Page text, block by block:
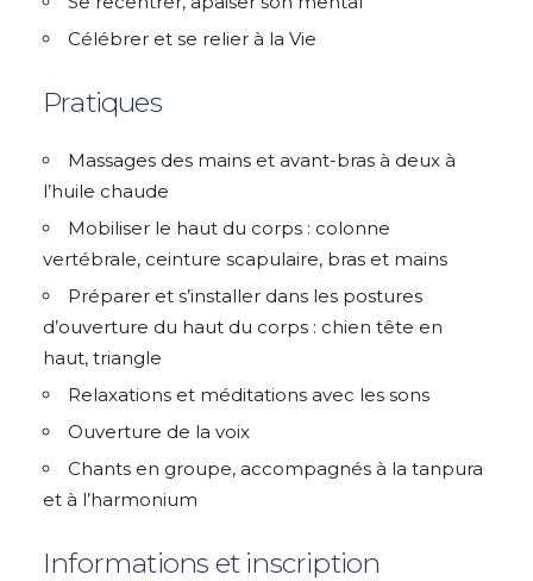
Célébrer et se relier à la Vie
Pratiques
Massages des mains et avant-bras à deux à
l’huile chaude
Mobiliser le haut du corps : colonne
vertébrale, ceinture scapulaire, bras et mains
Préparer et s’installer dans les postures
d’ouverture du haut du corps : chien tête en
haut, triangle
Relaxations et méditations avec les sons
Ouverture de la voix
Chants en groupe, accompagnés à la tanpura
et à l’harmonium
Informations et inscription